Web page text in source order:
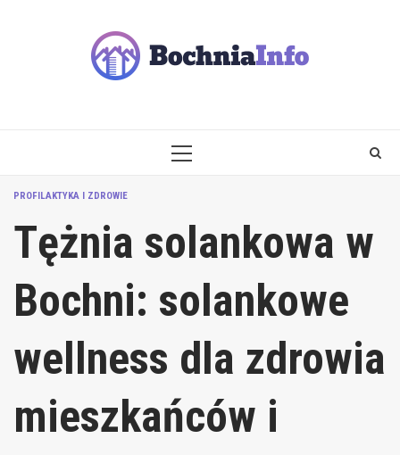
PRIMARY
PROFILAKTYKA I ZDROWIE
Tężnia solankowa w
Bochni: solankowe
wellness dla zdrowia
mieszkańców i